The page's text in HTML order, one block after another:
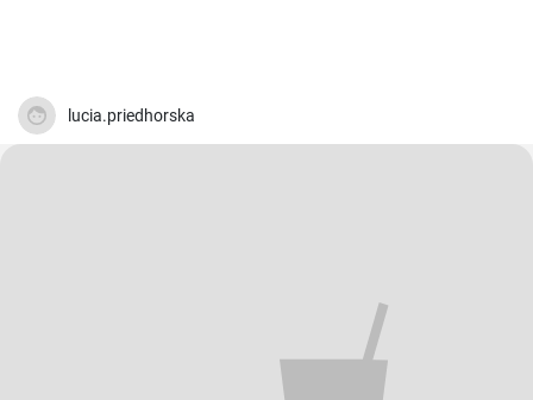
lucia.priedhorska